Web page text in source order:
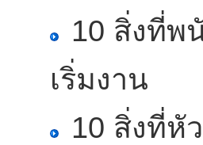
10 สิ่งที่พ
เริ่มงาน
10 สิ่งที่หั